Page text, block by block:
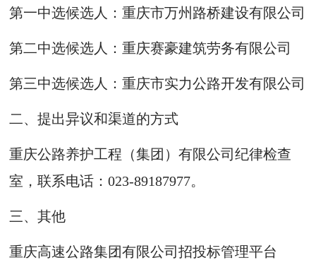
第一中选候选人：重庆市万州路桥建设有限公司
第二中选候选人：重庆赛豪建筑劳务有限公司
第三中选候选人：重庆市实力公路开发有限公司
二、提出异议和渠道的方式
重庆公路养护工程（集团）有限公司纪律检查
室，联系电话：023-89187977。
三、其他
重庆高速公路集团有限公司招投标管理平台